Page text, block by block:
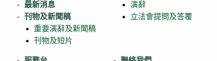
最新消息
刊物及新聞稿
重要演辭及新聞稿
刊物及短片
演辭
立法會提問及答覆